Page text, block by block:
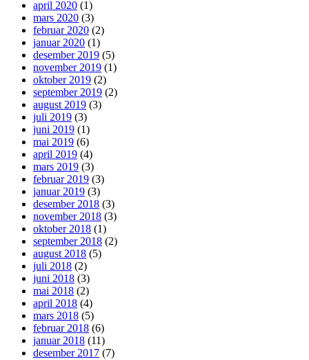
april 2020 (1)
mars 2020 (3)
februar 2020 (2)
januar 2020 (1)
desember 2019 (5)
november 2019 (1)
oktober 2019 (2)
september 2019 (2)
august 2019 (3)
juli 2019 (3)
juni 2019 (1)
mai 2019 (6)
april 2019 (4)
mars 2019 (3)
februar 2019 (3)
januar 2019 (3)
desember 2018 (3)
november 2018 (3)
oktober 2018 (1)
september 2018 (2)
august 2018 (5)
juli 2018 (2)
juni 2018 (3)
mai 2018 (2)
april 2018 (4)
mars 2018 (5)
februar 2018 (6)
januar 2018 (11)
desember 2017 (7)